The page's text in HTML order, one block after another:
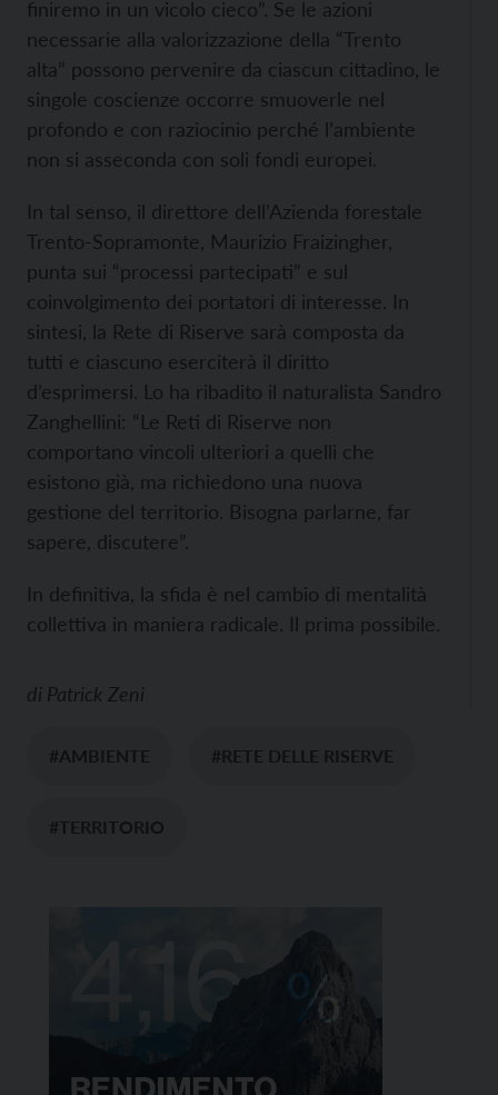
finiremo in un vicolo cieco”. Se le azioni
necessarie alla valorizzazione della “Trento
alta” possono pervenire da ciascun cittadino, le
singole coscienze occorre smuoverle nel
profondo e con raziocinio perché l’ambiente
non si asseconda con soli fondi europei.
In tal senso, il direttore dell’Azienda forestale
Trento-Sopramonte, Maurizio Fraizingher,
punta sui “processi partecipati” e sul
coinvolgimento dei portatori di interesse. In
sintesi, la Rete di Riserve sarà composta da
tutti e ciascuno eserciterà il diritto
d’esprimersi. Lo ha ribadito il naturalista Sandro
Zanghellini: “Le Reti di Riserve non
comportano vincoli ulteriori a quelli che
esistono già, ma richiedono una nuova
gestione del territorio. Bisogna parlarne, far
sapere, discutere”.
In definitiva, la sfida è nel cambio di mentalità
collettiva in maniera radicale. Il prima possibile.
di Patrick Zeni
#AMBIENTE #RETE DELLE RISERVE
#TERRITORIO